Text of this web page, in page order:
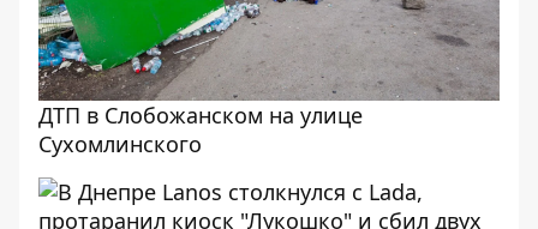
ДТП в Слобожанском на улице
Сухомлинского